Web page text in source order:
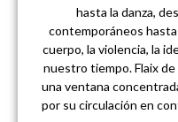
hasta la danza,
contemporáneos hasta
cuerpo, la violencia, la
nuestro tiempo. Flaix
una ventana
por su circulación en